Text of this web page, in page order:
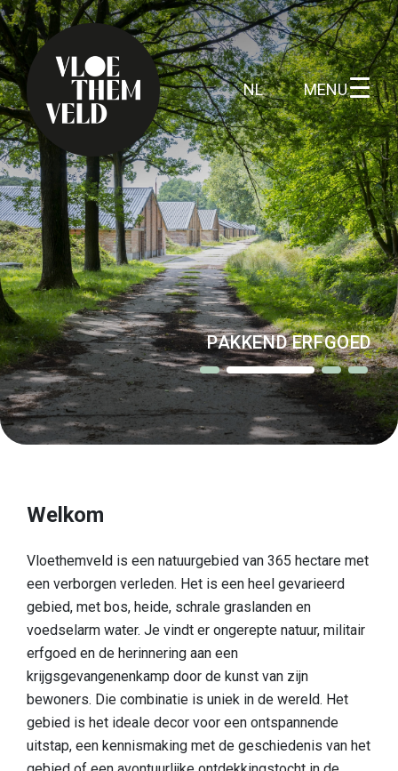
NL MENU
Home
Te doen
Alle activiteiten
Gidsbeurten
Routes
Kunst in Vloethemveld
Ontdek
Een boeiende geschiedenis
Een blik op de vondsten
Boek Verborgen Parel
Praktische info
Onthaalpoorten
Speelzone
Honden
WOESTE GRONDEN
Welkom
Vloethemveld is een natuurgebied van 365 hectare met
een verborgen verleden. Het is een heel gevarieerd
gebied, met bos, heide, schrale graslanden en
voedselarm water. Je vindt er ongerepte natuur, militair
erfgoed en de herinnering aan een
krijgsgevangenenkamp door de kunst van zijn
bewoners. Die combinatie is uniek in de wereld. Het
gebied is het ideale decor voor een ontspannende
uitstap, een kennismaking met de geschiedenis van het